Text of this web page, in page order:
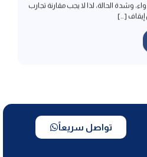
تواصل سريعاً